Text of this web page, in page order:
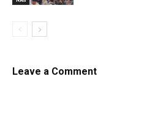
Leave a Comment